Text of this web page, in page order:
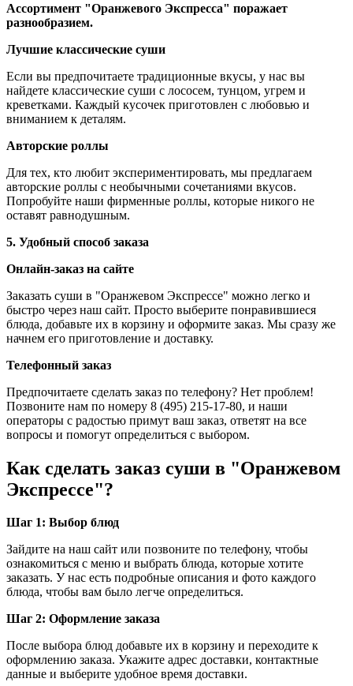
Ассортимент "Оранжевого Экспресса" поражает
разнообразием.
Лучшие классические суши
Если вы предпочитаете традиционные вкусы, у нас вы
найдете классические суши с лососем, тунцом, угрем и
креветками. Каждый кусочек приготовлен с любовью и
вниманием к деталям.
Авторские роллы
Для тех, кто любит экспериментировать, мы предлагаем
авторские роллы с необычными сочетаниями вкусов.
Попробуйте наши фирменные роллы, которые никого не
оставят равнодушным.
5. Удобный способ заказа
Онлайн-заказ на сайте
Заказать суши в "Оранжевом Экспрессе" можно легко и
быстро через наш сайт. Просто выберите понравившиеся
блюда, добавьте их в корзину и оформите заказ. Мы сразу же
начнем его приготовление и доставку.
Телефонный заказ
Предпочитаете сделать заказ по телефону? Нет проблем!
Позвоните нам по номеру 8 (495) 215-17-80, и наши
операторы с радостью примут ваш заказ, ответят на все
вопросы и помогут определиться с выбором.
Как сделать заказ суши в "Оранжевом
Экспрессе"?
Шаг 1: Выбор блюд
Зайдите на наш сайт или позвоните по телефону, чтобы
ознакомиться с меню и выбрать блюда, которые хотите
заказать. У нас есть подробные описания и фото каждого
блюда, чтобы вам было легче определиться.
Шаг 2: Оформление заказа
После выбора блюд добавьте их в корзину и переходите к
оформлению заказа. Укажите адрес доставки, контактные
данные и выберите удобное время доставки.